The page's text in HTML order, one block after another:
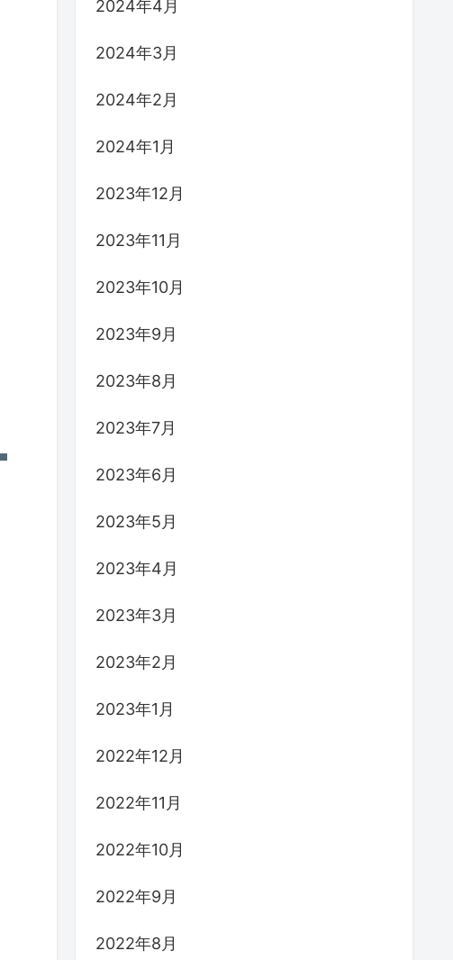
2024年4月
2024年3月
2024年2月
2024年1月
2023年12月
2023年11月
2023年10月
2023年9月
2023年8月
2023年7月
2023年6月
2023年5月
2023年4月
2023年3月
2023年2月
2023年1月
2022年12月
2022年11月
2022年10月
2022年9月
2022年8月